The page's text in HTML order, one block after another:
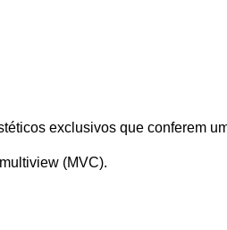
exclusivos que conferem
(MVC).